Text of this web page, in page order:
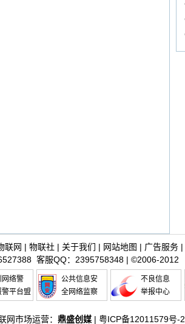
联网 | 物联社 | 关于我们 | 网站地图 | 广告服务 |
客服QQ： 2395758348| ©2006-2012
网络警
警平台盟
公共信息安
全网络监察
不良信息
举报中心
网市场运营： 鼎盛创媒 | 粤ICP备12011579号-2